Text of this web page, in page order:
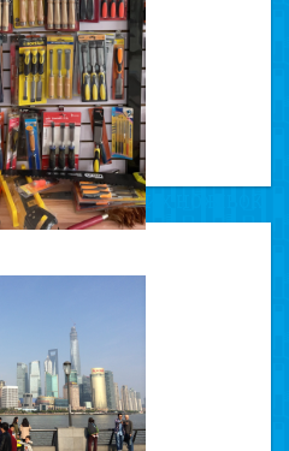
ВИСОКОЯКІСНИХ НОЖІВОК